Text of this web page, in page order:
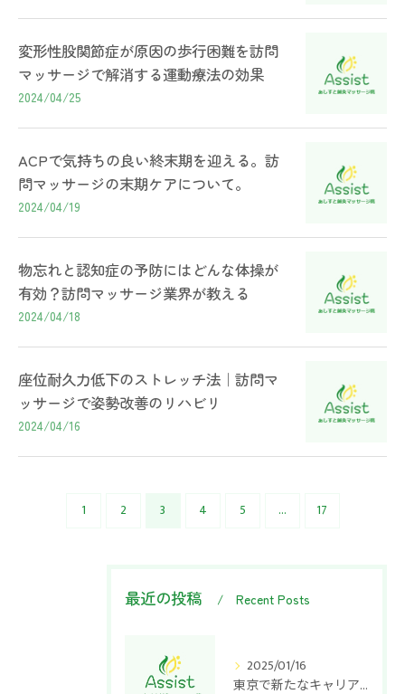
変形性股関節症が原因の歩行困難を訪問
マッサージで解消する運動療法の効果
2024/04/25
ACPで気持ちの良い終末期を迎える。訪
問マッサージの末期ケアについて。
2024/04/19
物忘れと認知症の予防にはどんな体操が
有効？訪問マッサージ業界が教える
2024/04/18
座位耐久力低下のストレッチ法｜訪問マ
ッサージで姿勢改善のリハビリ
2024/04/16
1 2 3 4 5 ... 17
最近の投稿 Recent Posts
2025/01/16
東京で新たなキャリアを！訪問マッサージ師として働く魅力と可能性